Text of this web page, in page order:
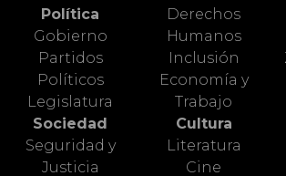
Política
Gobierno
Partidos
Políticos
Legislatura
Sociedad
Seguridad y
Justicia
Derechos
Humanos
Inclusión
Economía y
Trabajo
Cultura
Literatura
Cine